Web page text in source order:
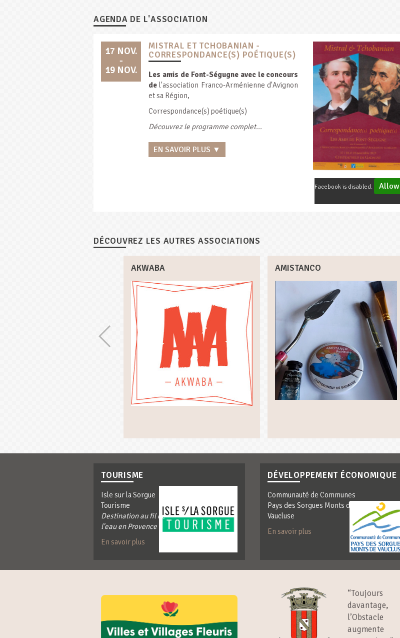
AGENDA DE L'ASSOCIATION
17 NOV.
-
19 NOV.
MISTRAL ET TCHOBANIAN -
CORRESPONDANCE(S) POÉTIQUE(S)
Les amis de Font-Ségugne avec le concours
de l'association Franco-Arménienne d'Avignon
et sa Région,
Correspondance(s) poétique(s)
Découvrez le programme complet...
EN SAVOIR PLUS ▼
Facebook is disabled. Allow
DÉCOUVREZ LES AUTRES ASSOCIATIONS
AKWABA AMISTANCO
TOURISME
Isle sur la Sorgue
Tourisme
Destination au fil de
l'eau en Provence
En savoir plus
DÉVELOPPEMENT ÉCONOMIQUE
Communauté de Communes
Pays des Sorgues Monts de
Vaucluse
En savoir plus
“Toujours
davantage,
l’Obstacle
augmente